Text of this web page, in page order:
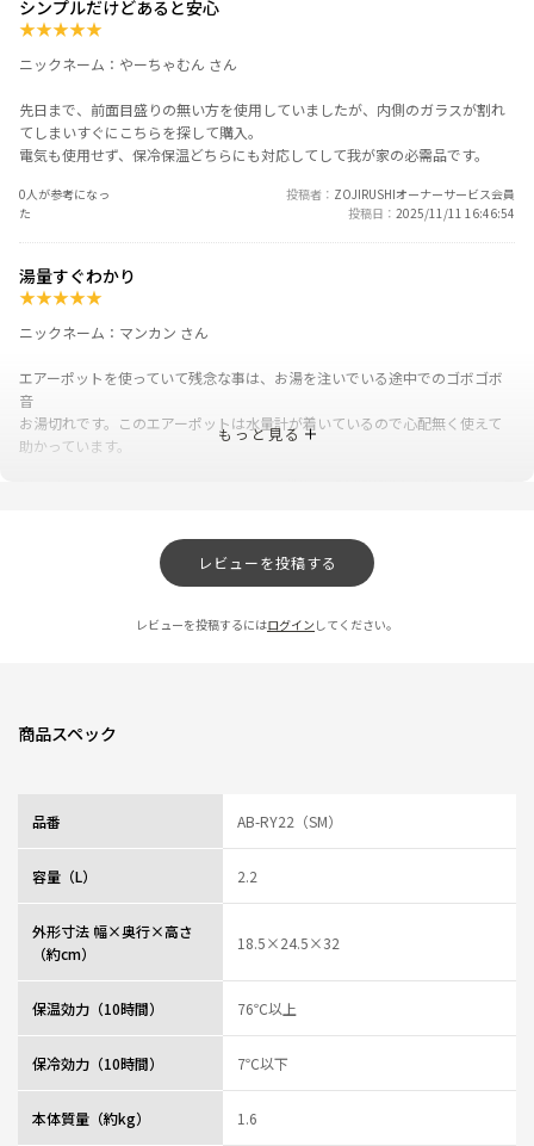
シンプルだけどあると安心
★★★★★
ニックネーム：やーちゃむん さん
先日まで、前面目盛りの無い方を使用していましたが、内側のガラスが割れ
てしまいすぐにこちらを探して購入。
電気も使用せず、保冷保温どちらにも対応してして我が家の必需品です。
0人が参考になっ
た
投稿者
ZOJIRUSHIオーナーサービス会員
投稿日
2025/11/11 16:46:54
湯量すぐわかり
★★★★★
ニックネーム：マンカン さん
エアーポットを使っていて残念な事は、お湯を注いでいる途中でのゴボゴボ
音
お湯切れです。このエアーポットは水量計が着いているので心配無く使えて
助かっています。
デザイン、容量が気に入っています。
ニックネーム：まっさん さん
0人が参考になっ
もっと見る
レビューを投稿する
レビューを投稿するにはログイン してください。
商品スペック
品番 AB-RY22（SM）
容量（L） 2.2
外形寸法 幅×奥行×高さ
（約cm）
18.5×24.5×32
保温効力（10時間） 76℃以上
保冷効力（10時間） 7℃以下
本体質量（約kg） 1.6